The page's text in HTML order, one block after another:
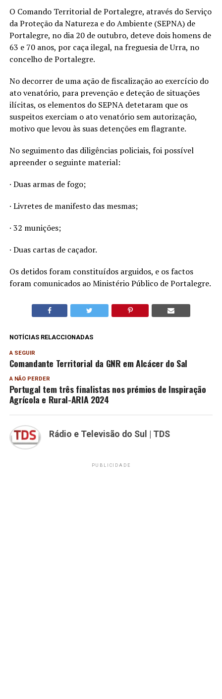
O Comando Territorial de Portalegre, através do Serviço
da Proteção da Natureza e do Ambiente (SEPNA) de
Portalegre, no dia 20 de outubro, deteve dois homens de
63 e 70 anos, por caça ilegal, na freguesia de Urra, no
concelho de Portalegre.
No decorrer de uma ação de fiscalização ao exercício do
ato venatório, para prevenção e deteção de situações
ilícitas, os elementos do SEPNA detetaram que os
suspeitos exerciam o ato venatório sem autorização,
motivo que levou às suas detenções em flagrante.
No seguimento das diligências policiais, foi possível
apreender o seguinte material:
· Duas armas de fogo;
· Livretes de manifesto das mesmas;
· 32 munições;
· Duas cartas de caçador.
Os detidos foram constituídos arguidos, e os factos
foram comunicados ao Ministério Público de Portalegre.
NOTÍCIAS RELACCIONADAS
A SEGUIR
Comandante Territorial da GNR em Alcácer do Sal
A NÃO PERDER
Portugal tem três finalistas nos prémios de Inspiração
Agrícola e Rural-ARIA 2024
Rádio e Televisão do Sul | TDS
PUBLICIDADE